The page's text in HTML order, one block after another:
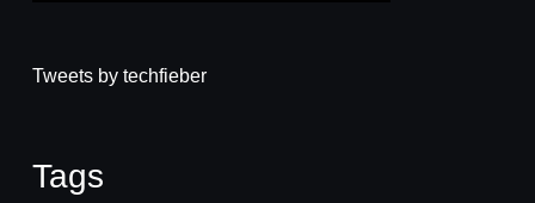
Tweets by techfieber
Tags